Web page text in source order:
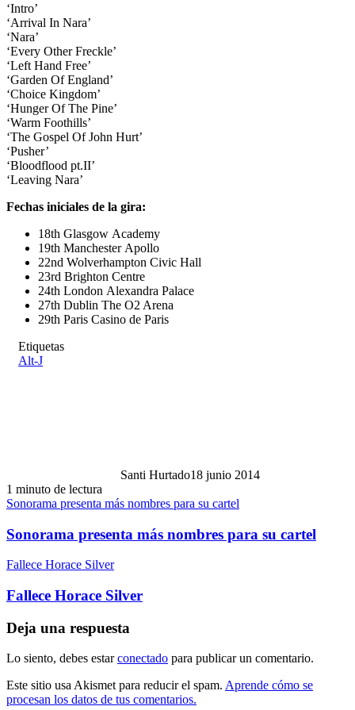
‘Intro’
‘Arrival In Nara’
‘Nara’
‘Every Other Freckle’
‘Left Hand Free’
‘Garden Of England’
‘Choice Kingdom’
‘Hunger Of The Pine’
‘Warm Foothills’
‘The Gospel Of John Hurt’
‘Pusher’
‘Bloodflood pt.II’
‘Leaving Nara’
Fechas iniciales de la gira:
18th Glasgow Academy
19th Manchester Apollo
22nd Wolverhampton Civic Hall
23rd Brighton Centre
24th London Alexandra Palace
27th Dublin The O2 Arena
29th Paris Casino de Paris
Etiquetas
Alt-J
Santi Hurtado18 junio 2014
1 minuto de lectura
Sonorama presenta más nombres para su cartel
Sonorama presenta más nombres para su cartel
Fallece Horace Silver
Fallece Horace Silver
Deja una respuesta
Lo siento, debes estarconectado para publicar un comentario.
Este sitio usa Akismet para reducir el spam. Aprende cómo se
procesan los datos de tus comentarios.